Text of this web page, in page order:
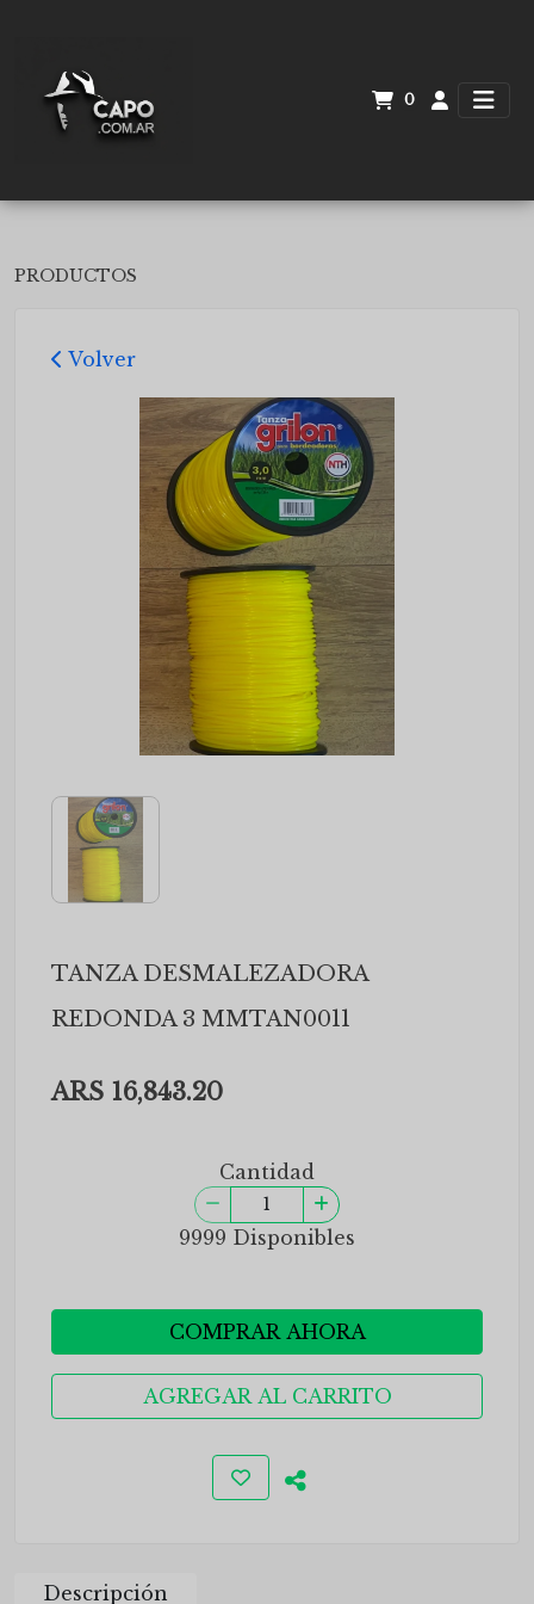
0
PRODUCTOS
Volver
TANZA DESMALEZADORA
REDONDA 3 MMTAN0011
ARS 16,843.20
Cantidad
9999 Disponibles
COMPRAR AHORA
AGREGAR AL CARRITO
Descripción